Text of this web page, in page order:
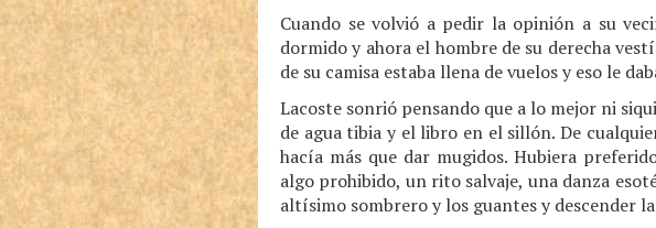
Cuando se volvió a pedir la opinión a su
dormido y ahora el hombre de su derecha
de su camisa estaba llena de vuelos y eso le
Lacoste sonrió pensando que a lo mejor ni
de agua tibia y el libro en el sillón. De
hacía más que dar mugidos. Hubiera
algo prohibido, un rito salvaje, una danza
altísimo sombrero y los guantes y descender